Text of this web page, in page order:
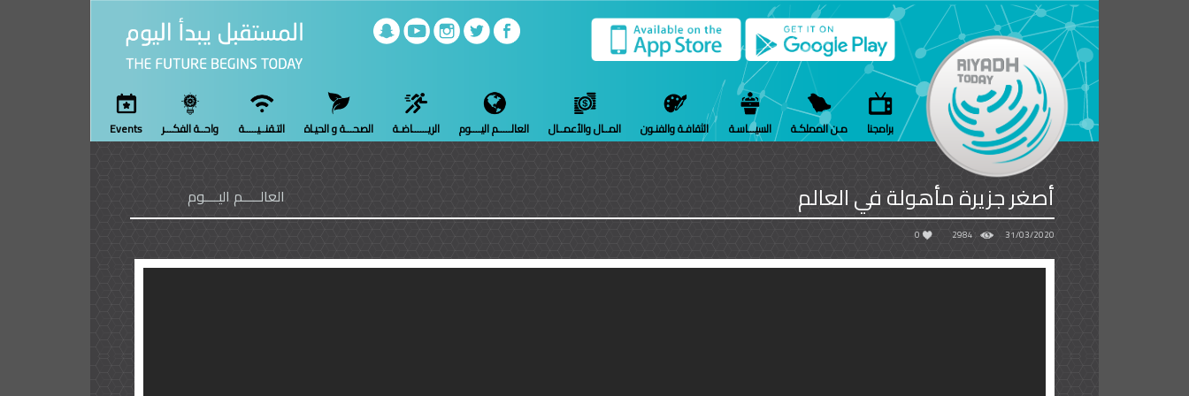
برامجنا مـن المملكـة السيـــاسـة الثقافـة والفنـون المــال والأعمــال العالـــــم اليــــوم الريــــــاضـة الصحـــة و الحيـاة التـقنــيـــــة واحــة الفكـــر Events
أصغر جزيرة مأهولة في العالم العالـــــم اليــــوم
31/03/2020
2984
0